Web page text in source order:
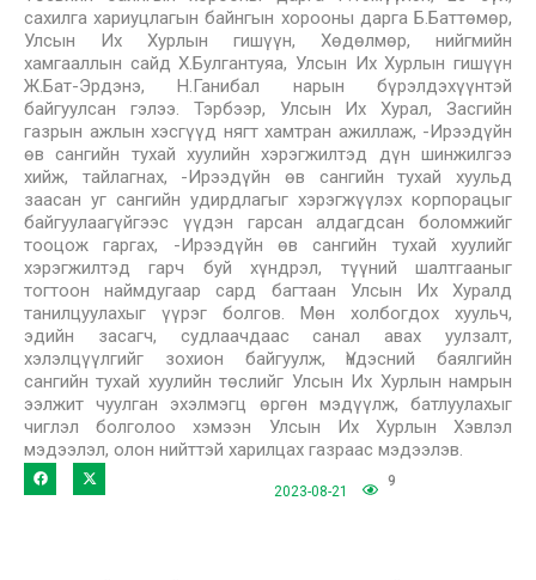
сахилга хариуцлагын байнгын хорооны дарга Б.Баттөмөр,
Улсын Их Хурлын гишүүн, Хөдөлмөр, нийгмийн
хамгааллын сайд Х.Булгантуяа, Улсын Их Хурлын гишүүн
Ж.Бат-Эрдэнэ, Н.Ганибал нарын бүрэлдэхүүнтэй
байгуулсан гэлээ. Тэрбээр, Улсын Их Хурал, Засгийн
газрын ажлын хэсгүүд нягт хамтран ажиллаж, -Ирээдүйн
өв сангийн тухай хуулийн хэрэгжилтэд дүн шинжилгээ
хийж, тайлагнах, -Ирээдүйн өв сангийн тухай хуульд
заасан уг сангийн удирдлагыг хэрэгжүүлэх корпорацыг
байгуулаагүйгээс үүдэн гарсан алдагдсан боломжийг
тооцож гаргах, -Ирээдүйн өв сангийн тухай хуулийг
хэрэгжилтэд гарч буй хүндрэл, түүний шалтгааныг
тогтоон наймдугаар сард багтаан Улсын Их Хуралд
танилцуулахыг үүрэг болгов. Мөн холбогдох хуульч,
эдийн засагч, судлаачдаас санал авах уулзалт,
хэлэлцүүлгийг зохион байгуулж, Үндэсний баялгийн
сангийн тухай хуулийн төслийг Улсын Их Хурлын намрын
ээлжит чуулган эхэлмэгц өргөн мэдүүлж, батлуулахыг
чиглэл болголоо хэмээн Улсын Их Хурлын Хэвлэл
мэдээлэл, олон нийттэй харилцах газраас мэдээлэв.
2023-08-21
9